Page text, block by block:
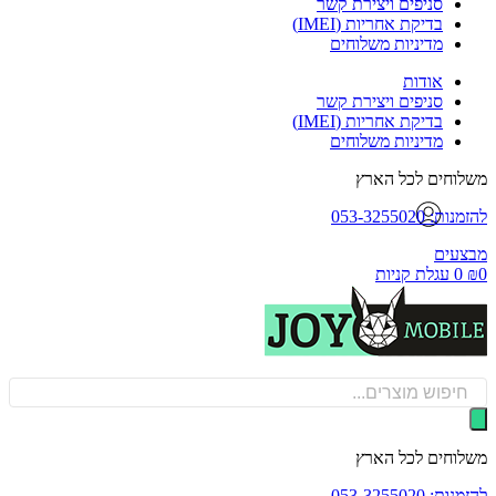
סניפים ויצירת קשר
בדיקת אחריות (IMEI)
מדיניות משלוחים
אודות
סניפים ויצירת קשר
בדיקת אחריות (IMEI)
מדיניות משלוחים
לכל הארץ
053-3255020
0 עגלת קניות
לכל הארץ